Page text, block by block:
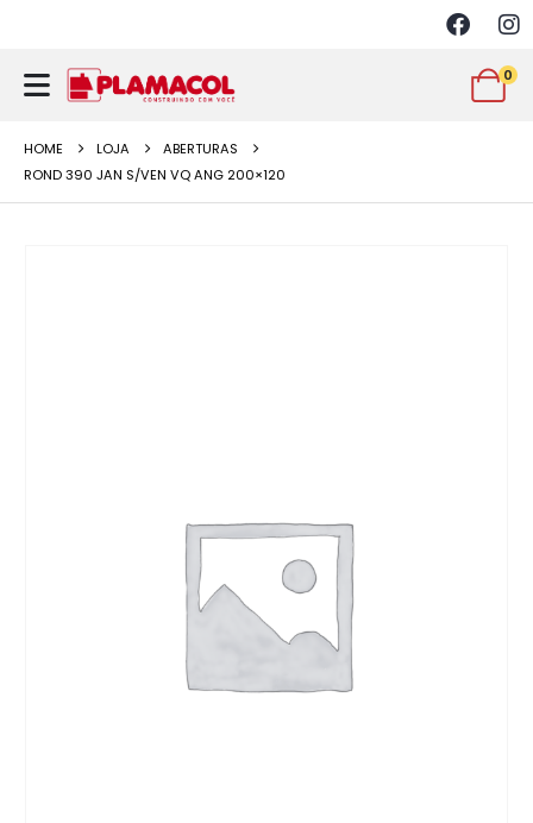
0
HOME LOJA
ABERTURAS
ROND 390 JAN S/VEN VQ ANG 200×120